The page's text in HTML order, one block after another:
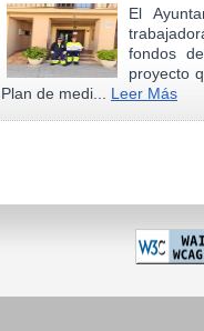
El
fondos
proyecto
Plan de medi... Leer Más